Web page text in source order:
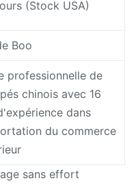
(Stock USA)
Boo
professionnelle de
chinois avec 16
dans
du commerce
sans effort